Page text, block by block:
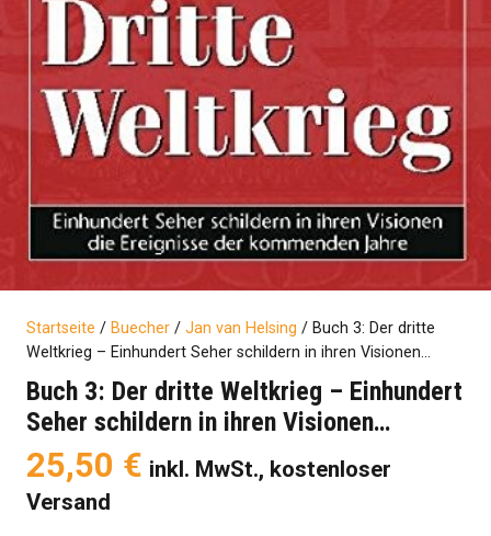
Startseite / Buecher / Jan van Helsing / Buch 3: Der dritte
Weltkrieg – Einhundert Seher schildern in ihren Visionen…
Buch 3: Der dritte Weltkrieg – Einhundert
Seher schildern in ihren Visionen…
25,50 € inkl. MwSt., kostenloser
Versand